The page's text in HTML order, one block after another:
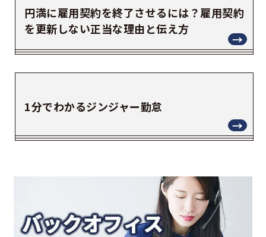
円満に雇用契約を終了させるには？雇用契約
を更新しない正当な理由と伝え方
1分でわかるジンジャー勤怠